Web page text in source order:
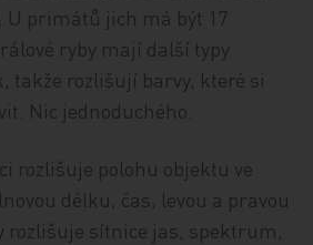
U primátů jich má být 17
ryby mají další typy
takže rozlišují barvy, které si
Nic jednoduchého.
rozlišuje polohu objektu ve
délku, čas, levou a pravou
rozlišuje sítnice jas, spektrum,